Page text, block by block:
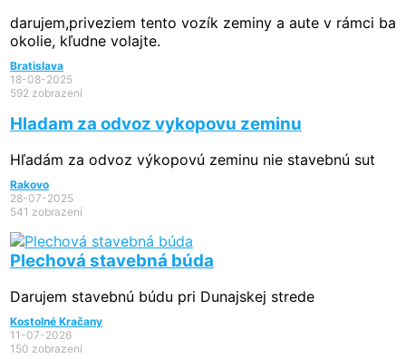
darujem,priveziem tento vozík zeminy a aute v rámci ba
okolie, kľudne volajte.
Bratislava
18-08-2025
592 zobrazení
Hladam za odvoz vykopovu zeminu
Hľadám za odvoz výkopovú zeminu nie stavebnú sut
Rakovo
28-07-2025
541 zobrazení
Plechová stavebná búda
Darujem stavebnú búdu pri Dunajskej strede
Kostolné Kračany
11-07-2026
150 zobrazení